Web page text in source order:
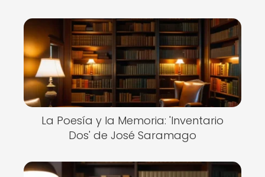
La Poesía y la Memoria: 'Inventario
Dos' de José Saramago